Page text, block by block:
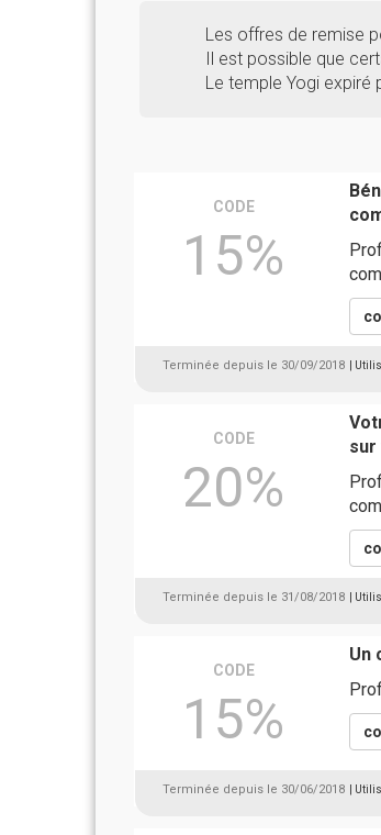
Les offres de remise
Il est possible que
Le temple Yogi expiré
CODE
15%
Terminée depuis le 30/09/2018 |
CODE
20%
sur
Terminée depuis le 31/08/2018 |
CODE
15%
Un
Terminée depuis le 30/06/2018 |